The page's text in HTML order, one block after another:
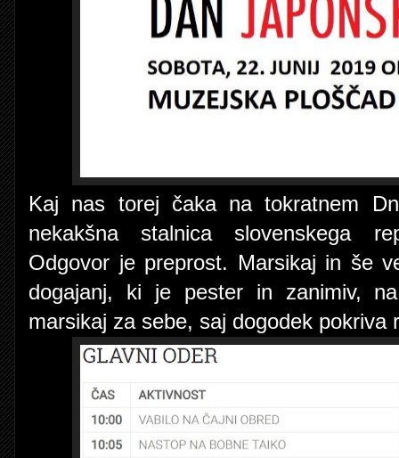
Kaj nas torej čaka na tokratnem
nekakšna stalnica slovenskega
Odgovor je preprost. Marsikaj in še
dogajanj, ki je pester in zanimiv,
marsikaj za sebe, saj dogodek pokriva